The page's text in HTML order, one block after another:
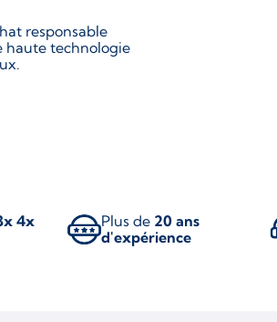
responsable
haute technologie
4x
Plus de 20 ans
d'expérience